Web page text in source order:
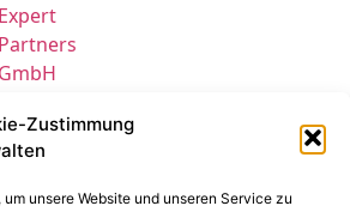
Zustimmung
unsere Website und unseren Service zu
Partners
Expert